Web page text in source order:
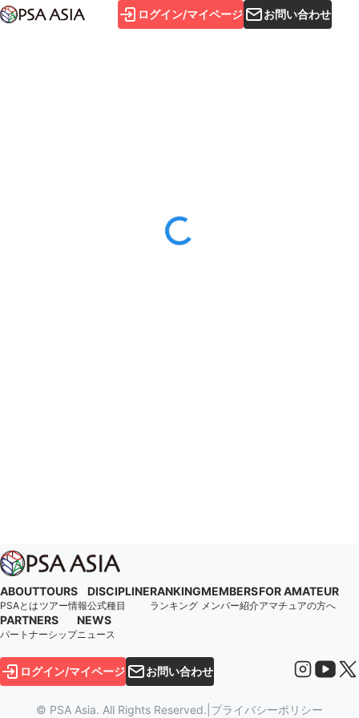
ログイン/マイページ お問い合わせ
ABOUT
PSAとは
TOURS
ツアー情報
DISCIPLINE
公式種目
RANKING
ランキング
MEMBERS
メンバー紹介
FOR AMATEUR
アマチュアの方へ
PARTNERS
パートナーシップ
NEWS
ニュース
ログイン/マイページ お問い合わせ
© PSA Asia. All Rights Reserved. プライバシーポリシー